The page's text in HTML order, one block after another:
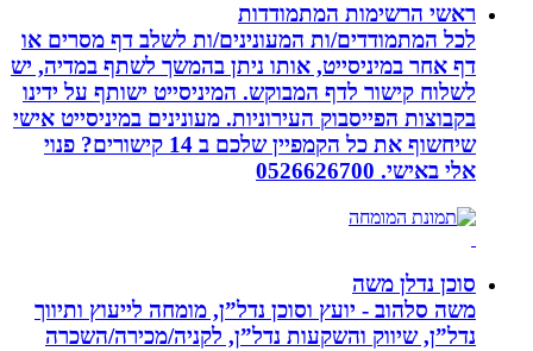
ראשי הרשימות המתמודדות
לכל המתמודדים/ות המעונינים/ות לשלב דף מסרים או
דף אחר במיניסייט, אותו ניתן בהמשך לשתף במדיה, יש
לשלוח קישור לדף המבוקש. המיניסייט ישותף על ידינו
בקבוצות הפייסבוק העירוניות. מעונינים במיניסייט אישי
שיחשוף את כל הקמפיין שלכם ב 14 קישורים? פנוי
אלי באישי. 0526626700
סוכן נדלן משה
משה סלהוב - יועץ וסוכן נדל”ן, מומחה לייעוץ ותיווך
נדל”ן, שיווק והשקעות נדל”ן, לקניה/מכירה/השכרה